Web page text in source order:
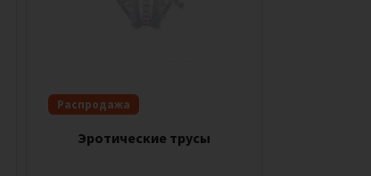
Распродажа
Эротические трусы